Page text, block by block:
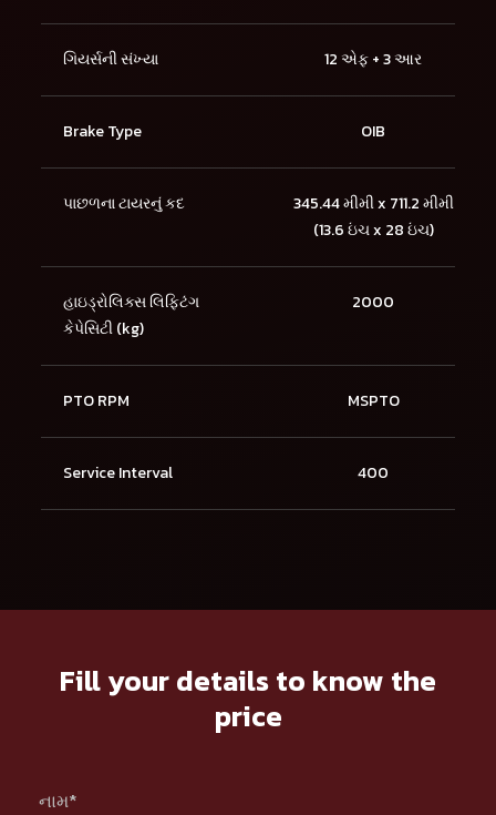
ગિયર્સની સંખ્યા 12 એફ + 3 આર
Brake Type OIB
પાછળના ટાયરનું કદ
345.44 મીમી x 711.2 મીમી
(13.6 ઇંચ x 28 ઇંચ)
હાઇડ્રોલિક્સ લિફ્ટિંગ
કેપેસિટી (kg)
2000
PTO RPM MSPTO
Service Interval 400
Fill your details to know the
price
નામ*